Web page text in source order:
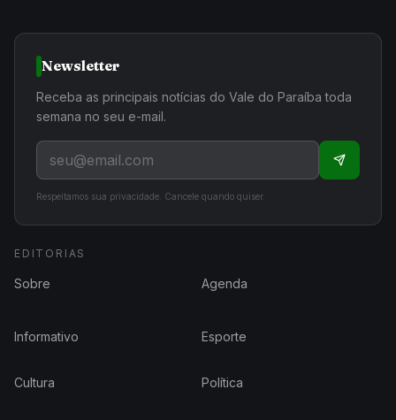
Newsletter
Receba as principais notícias do Vale do Paraíba toda
semana no seu e-mail.
Respeitamos sua privacidade. Cancele quando quiser.
EDITORIAS
Sobre Agenda
Informativo Esporte
Cultura Política